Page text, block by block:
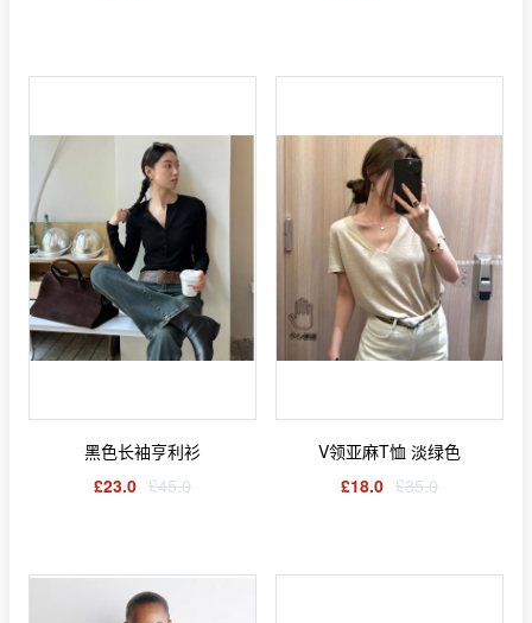
黑色长袖亨利衫
£23.0 £45.0
V领亚麻T恤 淡绿色
£18.0 £35.0